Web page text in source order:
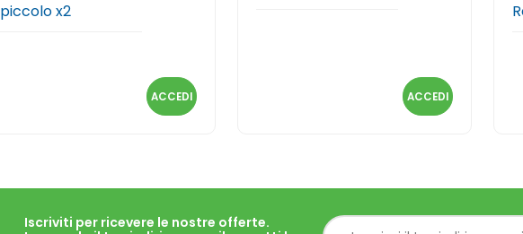
piccolo x2
ACCEDI ACCEDI
Iscriviti per ricevere le nostre offerte.